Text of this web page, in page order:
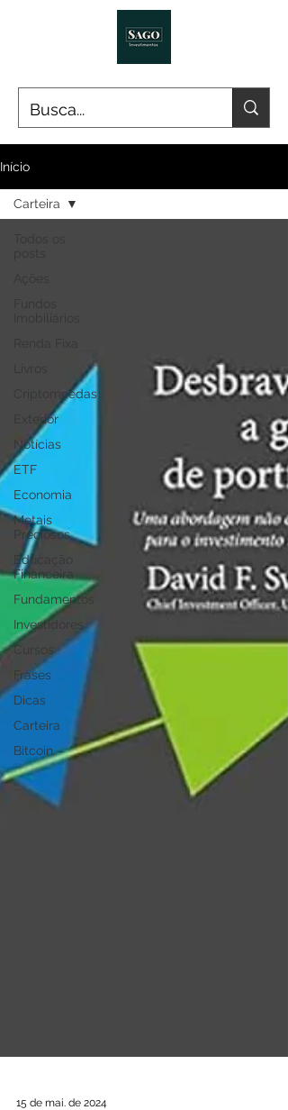
Início
Criptomoedas
Exterior
Notícias
ETF
Economia
Metais
Preciosos
Educação
Financeira
Fundamentos
Investidores
Cursos
Frases
Dicas
Carteira
Bitcoin
Carteira